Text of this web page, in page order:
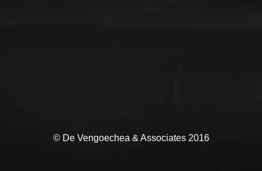
© De Vengoechea & Associates 2016